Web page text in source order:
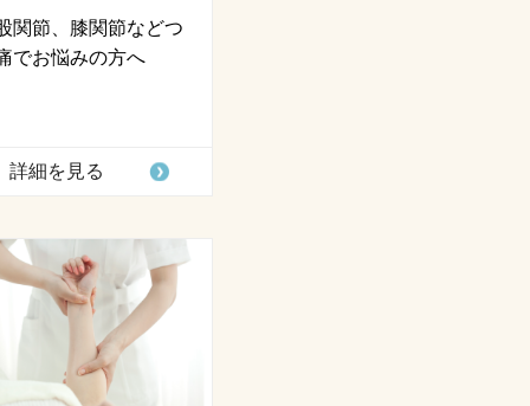
関節、膝関節などつ
でお悩みの方へ
詳細を見る